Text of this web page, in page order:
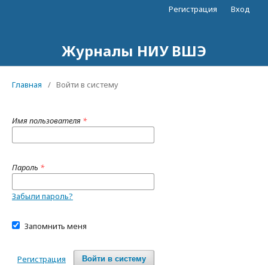
Журналы НИУ ВШЭ
Регистрация Вход
Главная / Войти в систему
Имя пользователя *
Пароль *
Забыли пароль?
Запомнить меня
Войти в систему
Регистрация